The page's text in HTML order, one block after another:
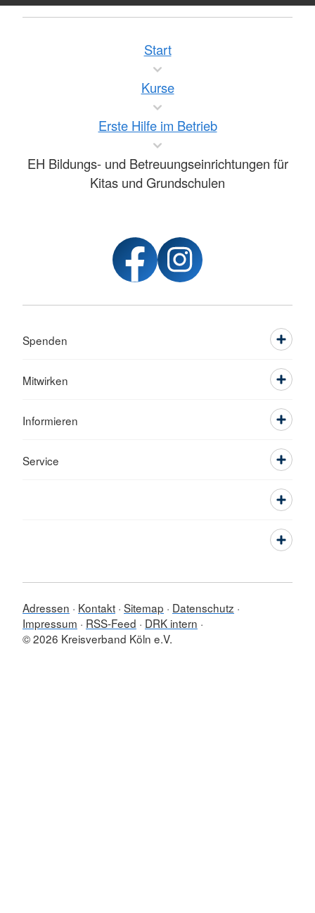
Start
Kurse
Erste Hilfe im Betrieb
EH Bildungs- und Betreuungseinrichtungen für
Kitas und Grundschulen
Spenden
Mitwirken
Informieren
Service
Adressen Kontakt Sitemap
Datenschutz
Impressum
RSS-Feed
DRK intern
© 2026 Kreisverband Köln e.V.